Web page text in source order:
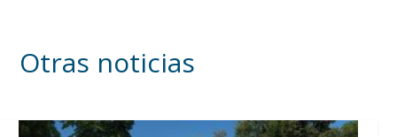
Otras noticias